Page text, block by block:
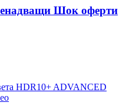
Шок оферти